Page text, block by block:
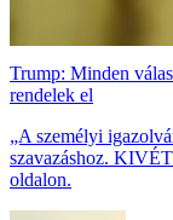
Trump: Minden
rendelek el
„A személyi
szavazáshoz.
oldalon.